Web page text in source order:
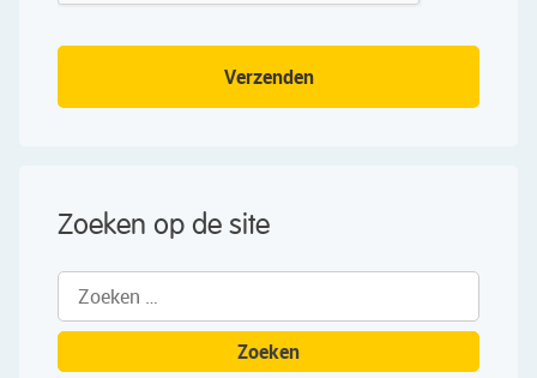
Verzenden
Zoeken op de site
Zoeken
naar: